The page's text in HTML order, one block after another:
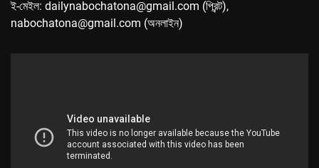
ই-মেইল: dailynabochatona@gmail.com (প্রিন্ট),
nabochatona@gmail.com (অনলাইন)